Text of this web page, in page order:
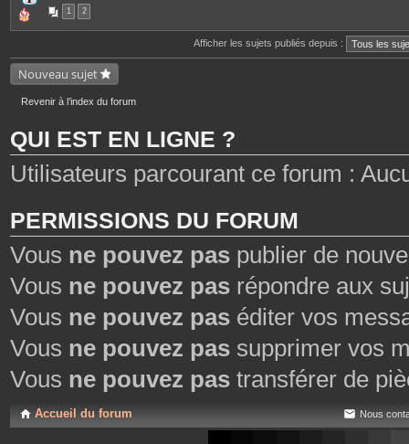
n
t
e
1 2
Afficher les sujets publiés depuis :
Nouveau sujet
Revenir à l’index du forum
QUI EST EN LIGNE ?
Utilisateurs parcourant ce forum :
PERMISSIONS DU FORUM
Vous ne pouvez pas publier de
Vous ne pouvez pas répondre aux
Vous ne pouvez pas éditer vos
Vous ne pouvez pas supprimer vos
Vous ne pouvez pas transférer de
Accueil du forum Nous